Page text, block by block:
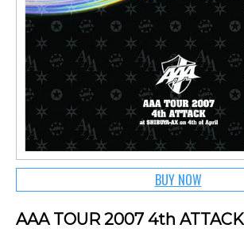
BUY NOW
AAA TOUR 2007 4th